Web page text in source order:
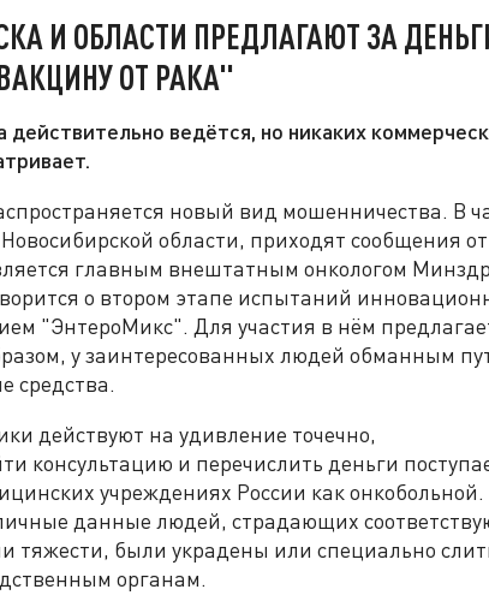
И ОБЛАСТИ ПРЕДЛАГАЮТ ЗА
ОТ РАКА"
действительно ведётся, но никаких
новый вид мошенничества. В
области, приходят сообщения
главным внештатным онкологом
о втором этапе испытаний
"ЭнтероМикс". Для участия в нём
у заинтересованных людей обманным
средства.
действуют на удивление точечно,
консультацию и перечислить деньги
учреждениях России как онкобольной.
данные людей, страдающих
тяжести, были украдены или специально
органам.